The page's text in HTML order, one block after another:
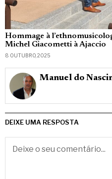
Hommage à
Michel Giacometti à Ajaccio
8 OUTUBRO, 2025
Manuel do
DEIXE UMA RESPOSTA